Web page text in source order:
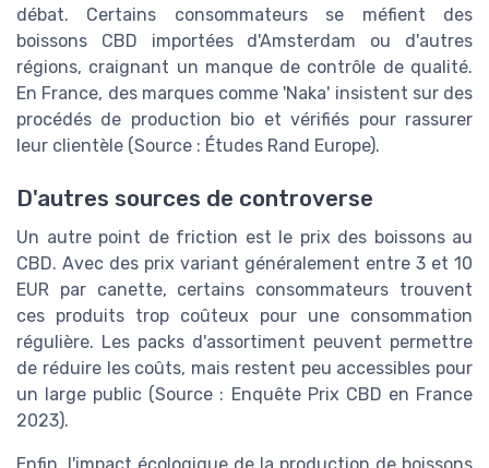
débat. Certains consommateurs se méfient des
boissons CBD importées d'Amsterdam ou d'autres
régions, craignant un manque de contrôle de qualité.
En France, des marques comme 'Naka' insistent sur des
procédés de production bio et vérifiés pour rassurer
leur clientèle (Source : Études Rand Europe).
D'autres sources de controverse
Un autre point de friction est le prix des boissons au
CBD. Avec des prix variant généralement entre 3 et 10
EUR par canette, certains consommateurs trouvent
ces produits trop coûteux pour une consommation
régulière. Les packs d'assortiment peuvent permettre
de réduire les coûts, mais restent peu accessibles pour
un large public (Source : Enquête Prix CBD en France
2023).